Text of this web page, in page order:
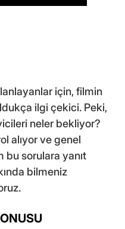
için, filmin
ilgi çekici. Peki,
neler bekliyor?
alıyor ve genel
bu sorulara yanıt
bilmeniz